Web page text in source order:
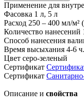
Применение для
Фасовка 1 л, 5 л
Расход 250 – 400 мл/м²
Количество нанесений
Способ нанесения
Время высыхания 4-6
Цвет серо-зеленый
Сертификат
Сертификат
Описание и свойства